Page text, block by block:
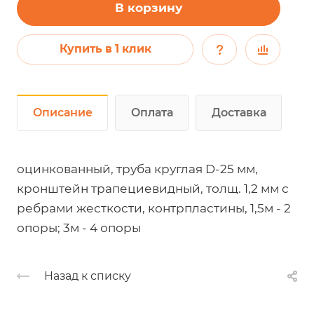
В корзину
Купить в 1 клик
Описание Оплата Доставка
оцинкованный, труба круглая D-25 мм,
кронштейн трапециевидный, толщ. 1,2 мм с
ребрами жесткости, контрпластины, 1,5м - 2
опоры; 3м - 4 опоры
Назад к списку